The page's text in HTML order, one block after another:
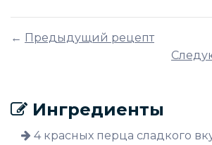
← Предыдущий рецепт
Ингредиенты
4 красных перца сладкого